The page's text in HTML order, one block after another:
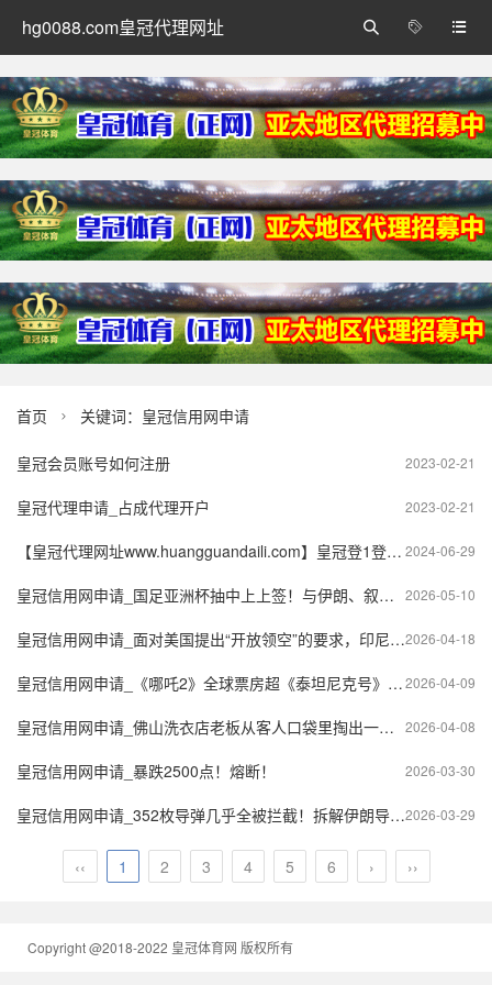
hg0088.com皇冠代理网址 


首页  关键词：皇冠信用网申请
2023-02-21
皇冠会员账号如何注册
2023-02-21
皇冠代理申请_占成代理开户
2024-06-29
【皇冠代理网址www.huangguandaili.com】皇冠登1登2登3 代理「皇冠正网www.hg0088.com」代理注册
2026-05-10
皇冠信用网申请_国足亚洲杯抽中上上签！与伊朗、叙利亚和吉尔吉斯斯坦同组
2026-04-18
皇冠信用网申请_面对美国提出“开放领空”的要求，印尼两大部门闹起内讧，中方划下红线！
2026-04-09
皇冠信用网申请_《哪吒2》全球票房超《泰坦尼克号》，距离第三名不到1亿美元
2026-04-08
皇冠信用网申请_佛山洗衣店老板从客人口袋里掏出一笔巨款放着没动，几天后广东知名企业家带着1万元酬金上门致谢
2026-03-30
皇冠信用网申请_暴跌2500点！熔断！
2026-03-29
皇冠信用网申请_352枚导弹几乎全被拦截！拆解伊朗导弹在海湾“吃瘪”的真相
‹‹ 1 2 3 4 5 6 › ››
Copyright @2018-2022 皇冠体育网 版权所有